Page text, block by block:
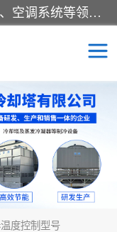
冷却塔广泛应用于工业、电力行业、空调系统等领域。在电力行业中，用于冷却发电机组的循环水；在工业生产中，如化工、冶金等行业，可降低生产过程中产生的热量；在空调系统中，为空调设备提供冷却水源
度控制型号
却塔